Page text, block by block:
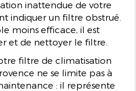
inattendue de votre
indiquer un filtre obstrué.
moins efficace, il est
et de nettoyer le filtre.
filtre de climatisation
ne se limite pas à
: il représente